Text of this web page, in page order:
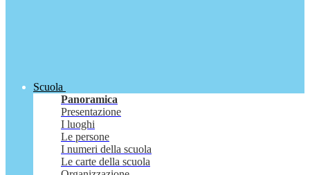
Scuola
Panoramica
Presentazione
I luoghi
Le persone
I numeri della scuola
Le carte della scuola